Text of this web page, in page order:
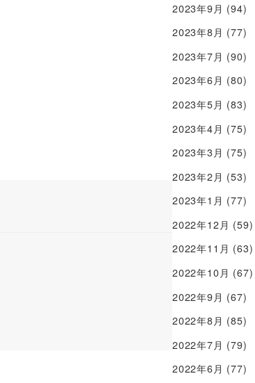
2023年9月 (94)
2023年8月 (77)
2023年7月 (90)
2023年6月 (80)
2023年5月 (83)
2023年4月 (75)
2023年3月 (75)
2023年2月 (53)
2023年1月 (77)
2022年12月 (59)
2022年11月 (63)
2022年10月 (67)
2022年9月 (67)
2022年8月 (85)
2022年7月 (79)
2022年6月 (77)